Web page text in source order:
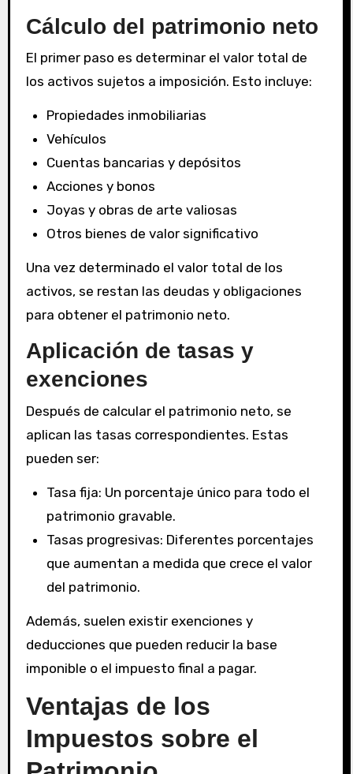
Cálculo del patrimonio neto
El primer paso es determinar el valor total de
los activos sujetos a imposición. Esto incluye:
Propiedades inmobiliarias
Vehículos
Cuentas bancarias y depósitos
Acciones y bonos
Joyas y obras de arte valiosas
Otros bienes de valor significativo
Una vez determinado el valor total de los
activos, se restan las deudas y obligaciones
para obtener el patrimonio neto.
Aplicación de tasas y
exenciones
Después de calcular el patrimonio neto, se
aplican las tasas correspondientes. Estas
pueden ser:
Tasa fija: Un porcentaje único para todo el
patrimonio gravable.
Tasas progresivas: Diferentes porcentajes
que aumentan a medida que crece el valor
del patrimonio.
Además, suelen existir exenciones y
deducciones que pueden reducir la base
imponible o el impuesto final a pagar.
Ventajas de los
Impuestos sobre el